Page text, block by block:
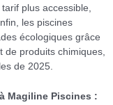
plus accessible,
les piscines
écologiques grâce
de produits chimiques,
de 2025.
Magiline Piscines :